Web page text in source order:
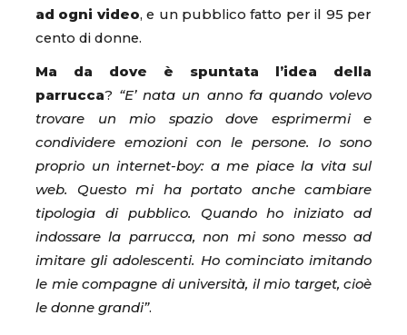
ad ogni video, e un pubblico fatto per il 95 per
cento di donne.
Ma da dove è spuntata l’idea della
parrucca? “E’ nata un anno fa quando volevo
trovare un mio spazio dove esprimermi e
condividere emozioni con le persone. Io sono
proprio un internet-boy: a me piace la vita sul
web. Questo mi ha portato anche cambiare
tipologia di pubblico. Quando ho iniziato ad
indossare la parrucca, non mi sono messo ad
imitare gli adolescenti. Ho cominciato imitando
le mie compagne di università, il mio target, cioè
le donne grandi”.